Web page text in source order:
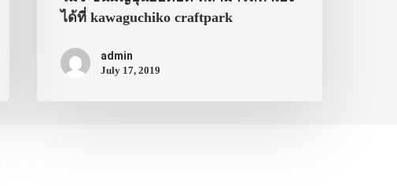
ได้ที่ kawaguchiko craftpark
admin
July 17, 2019